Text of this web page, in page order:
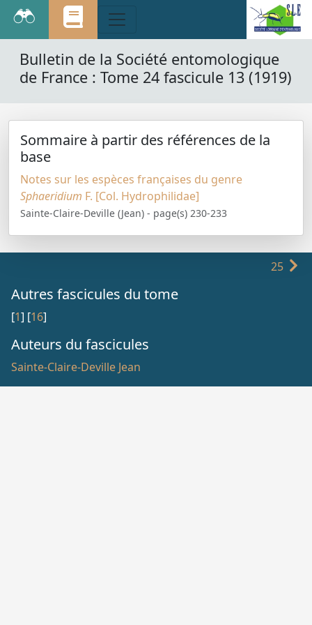
Bulletin de la Société entomologique
de France : Tome 24 fascicule 13 (1919)
Sommaire à partir des références de la
base
Notes sur les espèces françaises du genre
Sphaeridium F. [Col. Hydrophilidae]
Sainte-Claire-Deville (Jean) - page(s) 230-233
25
Autres fascicules du tome
[1] [16]
Auteurs du fascicules
Sainte-Claire-Deville Jean